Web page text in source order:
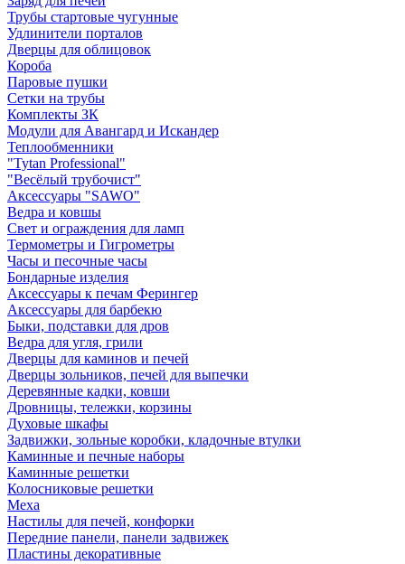
Трубы стартовые чугунные
Удлинители порталов
Дверцы для облицовок
Короба
Паровые пушки
Сетки на трубы
Комплекты ЗК
Модули для Авангард и Искандер
Теплообменники
"Tytan Professional"
"Весёлый трубочист"
Аксессуары "SAWO"
Ведра и ковшы
Свет и ограждения для ламп
Термометры и Гигрометры
Часы и песочные часы
Бондарные изделия
Аксессуары к печам Ферингер
Аксессуары для барбекю
Быки, подставки для дров
Ведра для угля, грили
Дверцы для каминов и печей
Дверцы зольников, печей для выпечки
Деревянные кадки, ковши
Дровницы, тележки, корзины
Духовые шкафы
Задвижки, зольные коробки, кладочные втулки
Каминные и печные наборы
Каминные решетки
Колосниковые решетки
Меха
Настилы для печей, конфорки
Передние панели, панели задвижек
Пластины декоративные